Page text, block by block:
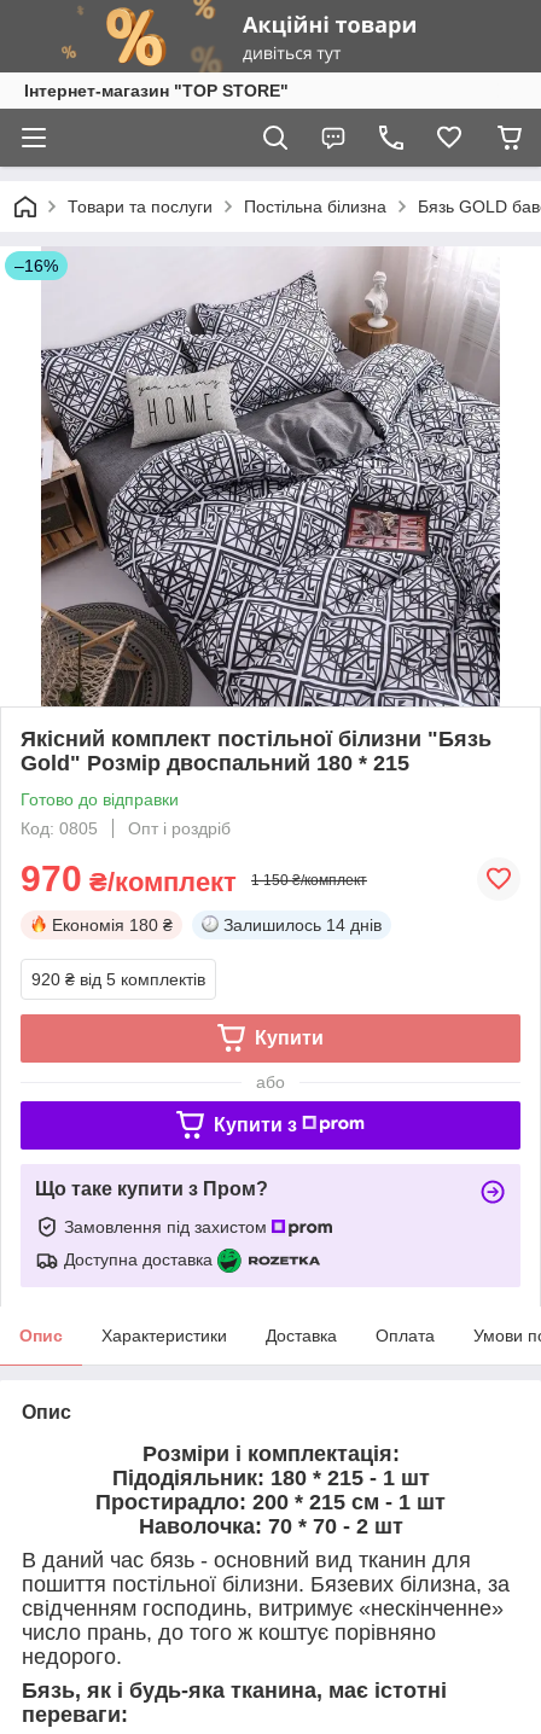
Інтернет-магазин "TOP STORE"
Товари та послуги Постільна білизна Бязь GOLD
–16%
Якісний комплект постільної білизни "Бязь
Gold" Розмір двоспальний 180 * 215
Готово до відправки
Код: 0805
Опт і роздріб
970 ₴/комплект 1 150 ₴/комплект
Економія 180 ₴ Залишилось 14 днів
920 ₴ від 5 комплектів
Купити
або
Купити з
Що таке купити з Пром?
Замовлення під захистом
Доступна доставка
Опис Характеристики Доставка Оплата Умови
Опис
Розміри і комплектація:
Підодіяльник: 180 * 215 - 1 шт
Простирадло: 200 * 215 см - 1 шт
Наволочка: 70 * 70 - 2 шт
В даний час бязь - основний вид тканин для
пошиття постільної білизни. Бязевих білизна, за
свідченням господинь, витримує «нескінченне»
число прань, до того ж коштує порівняно
недорого.
Бязь, як і будь-яка тканина, має істотні
переваги: